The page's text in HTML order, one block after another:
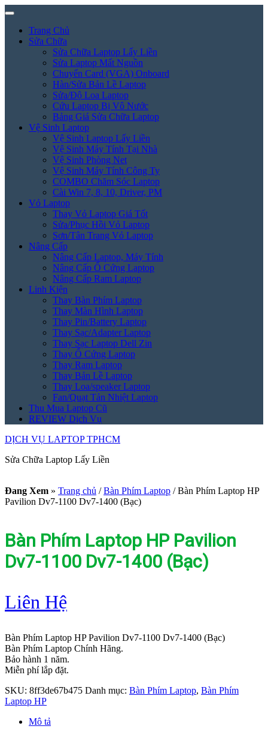
Trang Chủ
Sửa Chữa
Sửa Chữa Laptop Lấy Liền
Sửa Laptop Mất Nguồn
Chuyển Card (VGA) Onboard
Hàn/Sửa Bản Lề Laptop
Sửa/Độ Loa Laptop
Cứu Laptop Bị Vô Nước
Bảng Giá Sửa Chữa Laptop
Vệ Sinh Laptop
Vệ Sinh Laptop Lấy Liền
Vệ Sinh Máy Tính Tại Nhà
Vệ Sinh Phòng Net
Vệ Sinh Máy Tính Công Ty
COMBO Chăm Sóc Laptop
Cài Win 7, 8, 10, Driver, PM
Vỏ Laptop
Thay Vỏ Laptop Giá Tốt
Sửa/Phục Hồi Vỏ Laptop
Sơn/Tân Trang Vỏ Laptop
Nâng Cấp
Nâng Cấp Laptop, Máy Tính
Nâng Cấp Ổ Cứng Laptop
Nâng Cấp Ram Laptop
Linh Kiện
Thay Bàn Phím Laptop
Thay Màn Hình Laptop
Thay Pin/Battery Laptop
Thay Sạc/Adapter Laptop
Thay Sạc Laptop Dell Zin
Thay Ổ Cứng Laptop
Thay Ram Laptop
Thay Bản Lề Laptop
Thay Loa/speaker Laptop
Fan/Quạt Tản Nhiệt Laptop
Thu Mua Laptop Cũ
REVIEW Dịch Vụ
DỊCH VỤ LAPTOP TPHCM
Sửa Chữa Laptop Lấy Liền
Đang Xem » Trang chủ / Bàn Phím Laptop /Bàn Phím Laptop HP
Pavilion Dv7-1100 Dv7-1400 (Bạc)
Bàn Phím Laptop HP Pavilion
Dv7-1100 Dv7-1400 (Bạc)
Liên Hệ
Bàn Phím Laptop HP Pavilion Dv7-1100 Dv7-1400 (Bạc)
Bàn Phím Laptop Chính Hãng.
Bảo hành 1 năm.
Miễn phí lắp đặt.
SKU: 8ff3de67b475 Danh mục: Bàn Phím Laptop, Bàn Phím
Laptop HP
Mô tả